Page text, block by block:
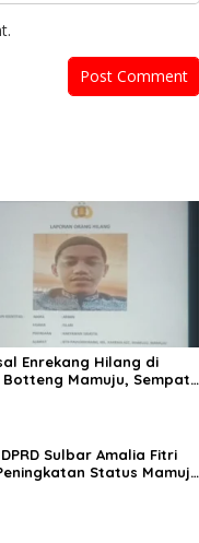
Enrekang Hilang di
Mamuju, Sempat
Sulbar Amalia Fitri
Status Mamuju